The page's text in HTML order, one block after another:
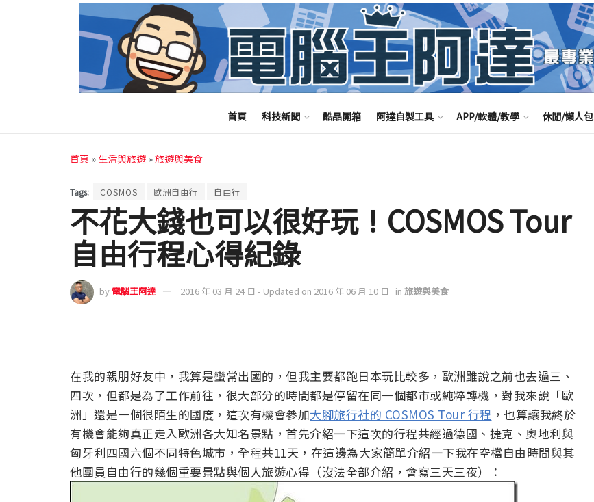
首頁 科技新聞 酷品開箱 阿達自製工具 APP/軟體/教學 休閒/懶人包
首頁 » 生活與旅遊 »旅遊與美食
Tags: COSMOS 歐洲自由行 自由行
不花大錢也可以很好玩！COSMOS Tour
自由行程心得紀錄
by 電腦王阿達 2016 年 03 月 24 日 - Updated on 2016 年 06 月 10 日 in 旅遊與美食
在我的親朋好友中，我算是蠻常出國的，但我主要都跑日本玩比較多，歐洲雖說之前也去過三、
四次，但都是為了工作前往，很大部分的時間都是停留在同一個都市或純粹轉機，對我來說「歐
洲」還是一個很陌生的國度，這次有機會參加大腳旅行社的 COSMOS Tour 行程 ，也算讓我終於
有機會能夠真正走入歐洲各大知名景點，首先介紹一下這次的行程共經過德國、捷克、奧地利與
匈牙利四國六個不同特色城市，全程共11天，在這邊為大家簡單介紹一下我在空檔自由時間與其
他團員自由行的幾個重要景點與個人旅遊心得（沒法全部介紹，會寫三天三夜）：